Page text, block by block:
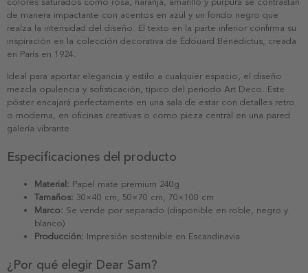
de manera impactante con acentos en azul y un fondo negro que
realza la intensidad del diseño. El texto en la parte inferior confirma su
inspiración en la colección decorativa de Édouard Bénédictus, creada
en París en 1924.
Ideal para aportar elegancia y estilo a cualquier espacio, el diseño
mezcla opulencia y sofisticación, típico del periodo Art Deco. Este
póster encajará perfectamente en una sala de estar con detalles retro
o moderna, en oficinas creativas o como pieza central en una pared
galería vibrante.
Especificaciones del producto
Material: Papel mate premium 240g
Tamaños: 30×40 cm, 50×70 cm, 70×100 cm
Marco: Se vende por separado (disponible en roble, negro y
blanco)
Producción: Impresión sostenible en Escandinavia
¿Por qué elegir Dear Sam?